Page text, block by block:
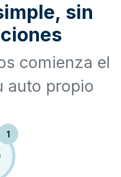
sin
comienza el
auto propio
1